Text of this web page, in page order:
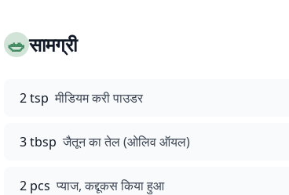
🥗सामग्री
2 tsp मीडियम करी पाउडर
3 tbsp जैतून का तेल (ओलिव ऑयल)
2 pcs प्याज, कद्दूकस किया हुआ